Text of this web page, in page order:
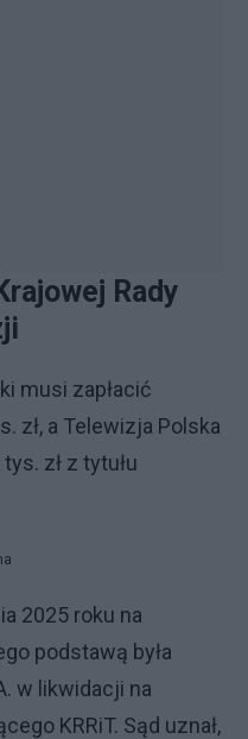
Rady
musi zapłacić
zł, a Telewizja Polska
zł z tytułu
2025 roku na
podstawą była
w likwidacji na
KRRiT. Sąd uznał,